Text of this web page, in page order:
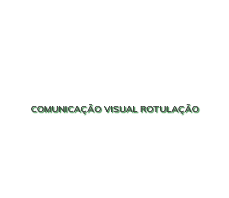
COMUNICAÇÃO VISUAL ROTULAÇÃO